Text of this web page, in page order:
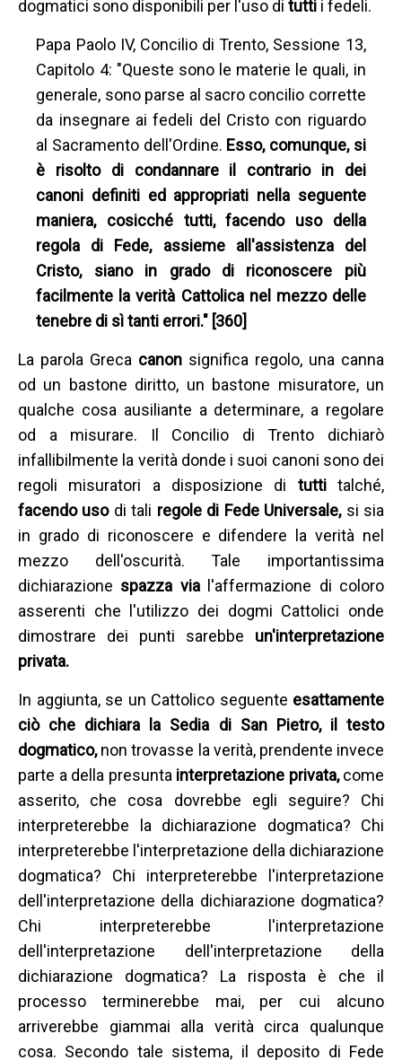
dogmatici sono disponibili per l'uso di tutti i fedeli.
Papa Paolo IV, Concilio di Trento, Sessione 13,
Capitolo 4: "Queste sono le materie le quali, in
generale, sono parse al sacro concilio corrette
da insegnare ai fedeli del Cristo con riguardo
al Sacramento dell'Ordine. Esso, comunque, si
è risolto di condannare il contrario in dei
canoni definiti ed appropriati nella seguente
maniera, cosicché tutti, facendo uso della
regola di Fede, assieme all'assistenza del
Cristo, siano in grado di riconoscere più
facilmente la verità Cattolica nel mezzo delle
tenebre di sì tanti errori." [360]
La parola Greca canon significa regolo, una canna
od un bastone diritto, un bastone misuratore, un
qualche cosa ausiliante a determinare, a regolare
od a misurare. Il Concilio di Trento dichiarò
infallibilmente la verità donde i suoi canoni sono dei
regoli misuratori a disposizione di tuttitalché,
facendo uso di tali regole di Fede Universale, si sia
in grado di riconoscere e difendere la verità nel
mezzo dell'oscurità. Tale importantissima
dichiarazione spazza via l'affermazione di coloro
asserenti che l'utilizzo dei dogmi Cattolici onde
dimostrare dei punti sarebbe un'interpretazione
privata.
In aggiunta, se un Cattolico seguente esattamente
ciò che dichiara la Sedia di San Pietro, il testo
dogmatico,non trovasse la verità, prendente invece
parte a della presunta interpretazione privata,come
asserito, che cosa dovrebbe egli seguire? Chi
interpreterebbe la dichiarazione dogmatica? Chi
interpreterebbe l'interpretazione della dichiarazione
dogmatica? Chi interpreterebbe l'interpretazione
dell'interpretazione della dichiarazione dogmatica?
Chi interpreterebbe l'interpretazione
dell'interpretazione dell'interpretazione della
dichiarazione dogmatica? La risposta è che il
processo terminerebbe mai, per cui alcuno
arriverebbe giammai alla verità circa qualunque
cosa. Secondo tale sistema, il deposito di Fede